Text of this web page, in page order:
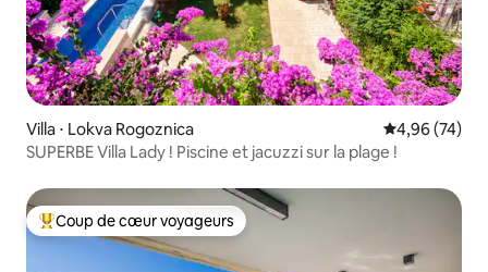
Villa ⋅ Lokva Rogoznica Évaluation
4,96 (74)
SUPERBE Villa Lady ! Piscine et jacuzzi sur la plage !
Coups de cœur voyageurs les plus appréciés
Coup de cœur voyageurs